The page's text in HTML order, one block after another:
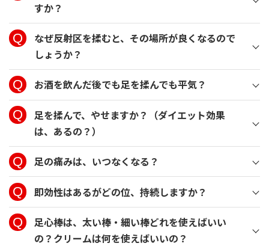
すか？
なぜ反射区を揉むと、その場所が良くなるので
しょうか？
お酒を飲んだ後でも足を揉んでも平気？
足を揉んで、やせますか？（ダイエット効果
は、あるの？）
足の痛みは、いつなくなる？
即効性はあるがどの位、持続しますか？
足心棒は、太い棒・細い棒どれを使えばいい
の？クリームは何を使えばいいの？